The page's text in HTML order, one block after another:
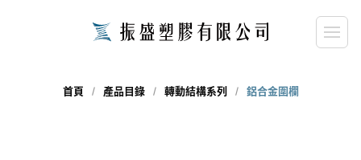
首頁 產品目錄 轉動結構系列 鋁合金圍欄